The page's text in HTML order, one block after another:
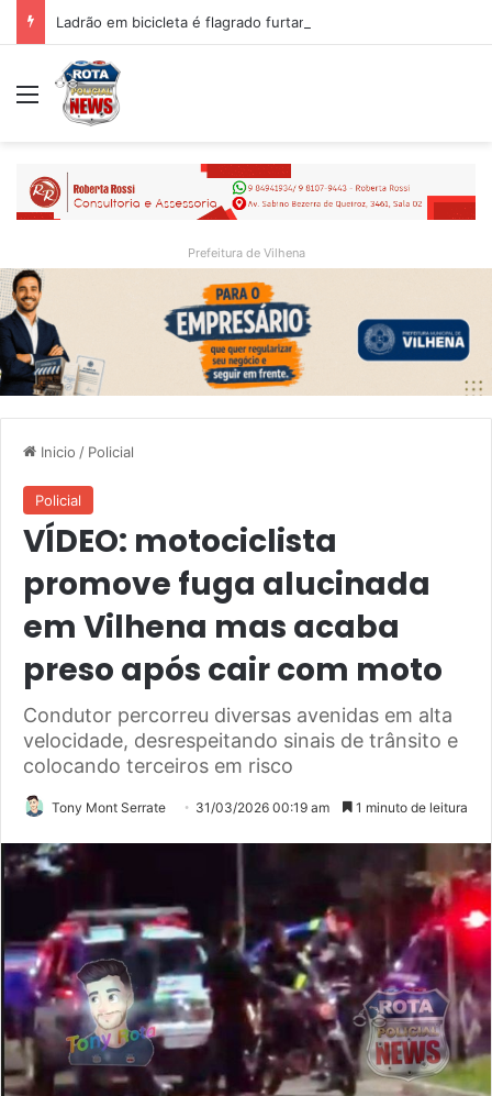
Menu
Prefeitura de Vilhena
Inicio / Policial
Policial
VÍDEO: motociclista
promove fuga alucinada
em Vilhena mas acaba
preso após cair com moto
Condutor percorreu diversas avenidas em alta
velocidade, desrespeitando sinais de trânsito e
colocando terceiros em risco
Tony Mont Serrate 31/03/2026 00:19 am 1 minuto de leitura